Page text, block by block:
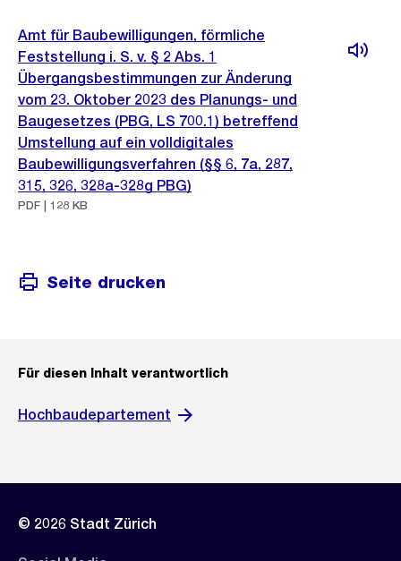
Amt für Baubewilligungen, förmliche
Feststellung i. S. v. § 2 Abs. 1
Übergangsbestimmungen zur Änderung
vom 23. Oktober 2023 des Planungs- und
Baugesetzes (PBG, LS 700.1) betreffend
Umstellung auf ein volldigitales
Baubewilligungsverfahren (§§ 6, 7a, 287,
315, 326, 328a-328g PBG)
PDF | 128 KB
Seite drucken
Für diesen Inhalt verantwortlich
Hochbaudepartement
© 2026 Stadt Zürich